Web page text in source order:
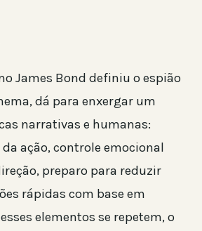
James Bond definiu o espião
dá para enxergar um
narrativas e humanas:
ação, controle emocional
preparo para reduzir
rápidas com base em
elementos se repetem, o